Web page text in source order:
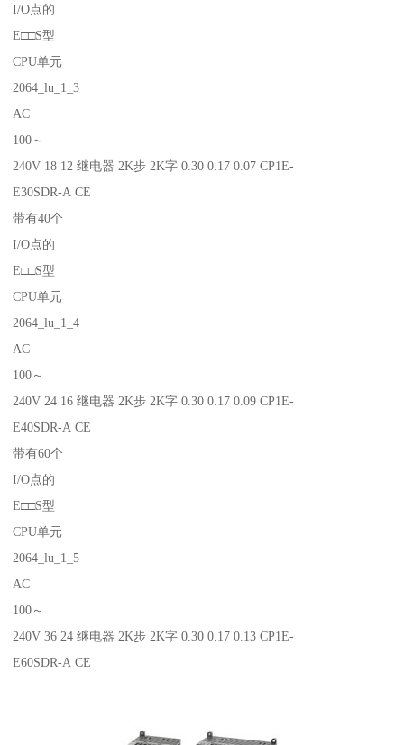
I/O点的
E□□S型
CPU单元
2064_lu_1_3
AC
100～
240V 18 12 继电器 2K步 2K字 0.30 0.17 0.07 CP1E-
E30SDR-A CE
带有40个
I/O点的
E□□S型
CPU单元
2064_lu_1_4
AC
100～
240V 24 16 继电器 2K步 2K字 0.30 0.17 0.09 CP1E-
E40SDR-A CE
带有60个
I/O点的
E□□S型
CPU单元
2064_lu_1_5
AC
100～
240V 36 24 继电器 2K步 2K字 0.30 0.17 0.13 CP1E-
E60SDR-A CE